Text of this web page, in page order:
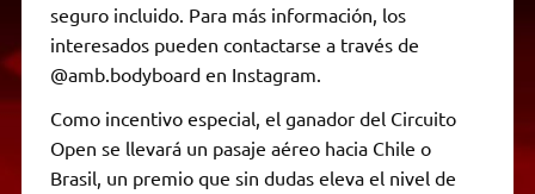
seguro incluido. Para más información, los
interesados pueden contactarse a través de
@amb.bodyboard en Instagram.
Como incentivo especial, el ganador del Circuito
Open se llevará un pasaje aéreo hacia Chile o
Brasil, un premio que sin dudas eleva el nivel de